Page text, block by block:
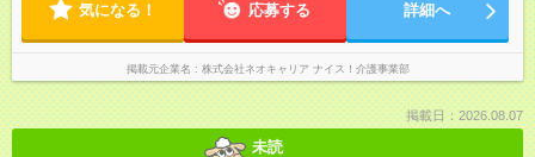
気になる！ 応募する 詳細へ
掲載元企業名 株式会社ネオキャリア ナイス！介護事業部
掲載日：2026.08.07
未読